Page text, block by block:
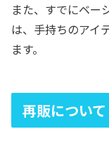
また、すでにベー
は、手持ちのアイ
ます。
再販について